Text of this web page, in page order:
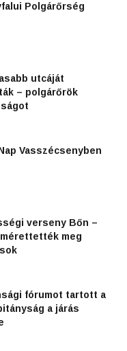
Polgárőrség
utcáját
– polgárőrök
Vasszécsenyben
verseny Bőn –
meg
fórumot tartott a
a járás